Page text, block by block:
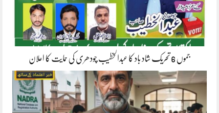
جموں 6 تحریک شاد باد کا عبدالخطیب چودھری کی حمایت کا اعلان